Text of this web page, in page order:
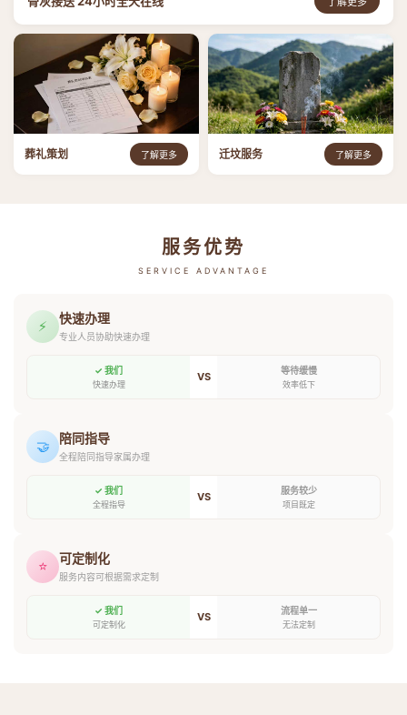
葬礼策划 了解更多 迁坟服务 了解更多
服务优势
SERVICE ADVANTAGE
⚡ 快速办理
专业人员协助快速办理
✓ 我们
快速办理
VS 等待缓慢
效率低下
🤝 陪同指导
全程陪同指导家属办理
✓ 我们
全程指导
VS 服务较少
项目既定
⭐ 可定制化
服务内容可根据需求定制
✓ 我们
可定制化
VS 流程单一
无法定制